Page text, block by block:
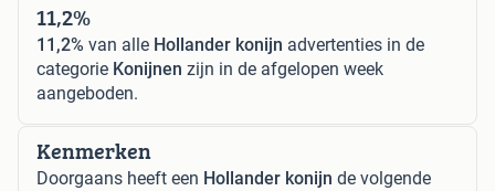
11,2%
11,2% van alle Hollander konijn advertenties in de
categorie Konijnen zijn in de afgelopen week
aangeboden.
Kenmerken
Doorgaans heeft een Hollander konijn de volgende